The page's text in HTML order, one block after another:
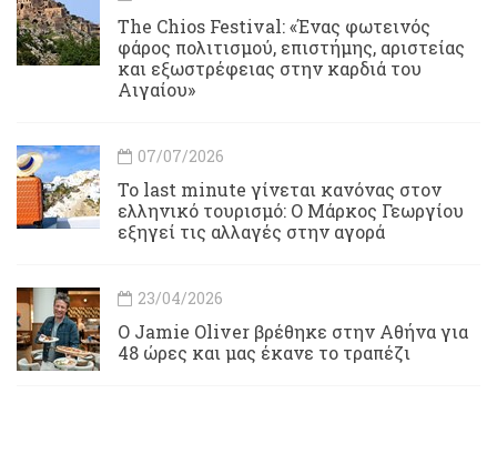
Τhe Chios Festival: «Ένας φωτεινός
φάρος πολιτισμού, επιστήμης, αριστείας
και εξωστρέφειας στην καρδιά του
Αιγαίου»
07/07/2026
Το last minute γίνεται κανόνας στον
ελληνικό τουρισμό: Ο Μάρκος Γεωργίου
εξηγεί τις αλλαγές στην αγορά
23/04/2026
Ο Jamie Oliver βρέθηκε στην Αθήνα για
48 ώρες και μας έκανε το τραπέζι